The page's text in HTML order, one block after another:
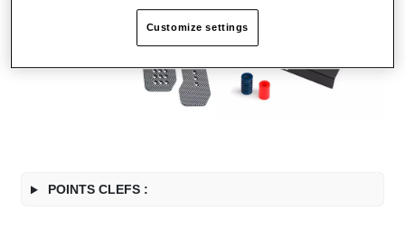
POINTS CLEFS :
Customize settings